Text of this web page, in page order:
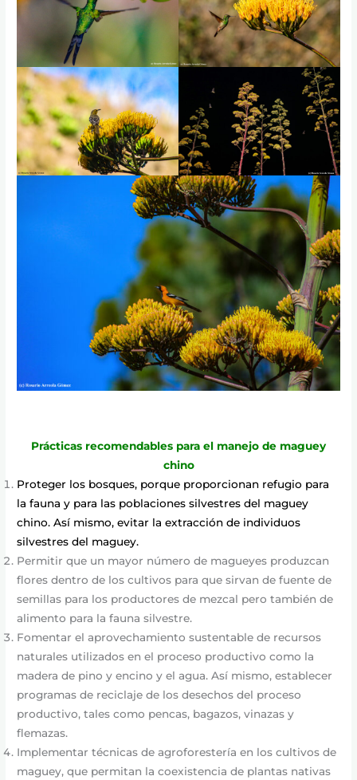
Prácticas recomendables para el manejo de maguey
chino
Proteger los bosques, porque proporcionan refugio para
la fauna y para las poblaciones silvestres del maguey
chino. Así mismo, evitar la extracción de individuos
silvestres del maguey.
Permitir que un mayor número de magueyes produzcan
flores dentro de los cultivos para que sirvan de fuente de
semillas para los productores de mezcal pero también de
alimento para la fauna silvestre.
Fomentar el aprovechamiento sustentable de recursos
naturales utilizados en el proceso productivo como la
madera de pino y encino y el agua. Así mismo, establecer
programas de reciclaje de los desechos del proceso
productivo, tales como pencas, bagazos, vinazas y
flemazas.
Implementar técnicas de agroforestería en los cultivos de
maguey, que permitan la coexistencia de plantas nativas